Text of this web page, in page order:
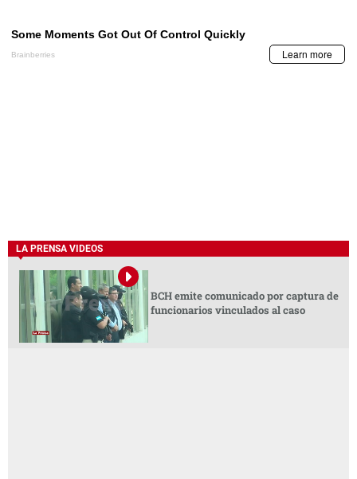
LA PRENSA VIDEOS
BCH emite comunicado por captura de
funcionarios vinculados al caso